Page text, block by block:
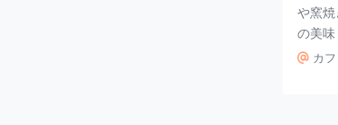
や窯
の美
ーノで
そり
カ